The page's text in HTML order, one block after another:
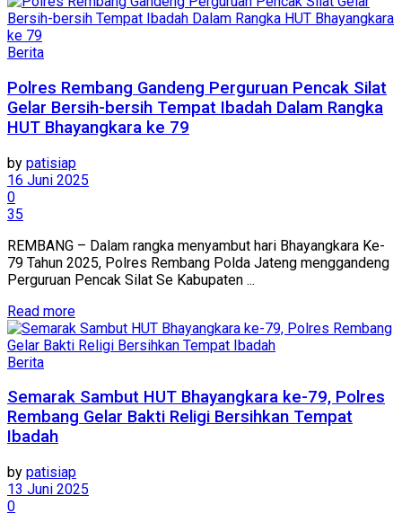
Berita
Polres Rembang Gandeng Perguruan Pencak Silat
Gelar Bersih-bersih Tempat Ibadah Dalam Rangka
HUT Bhayangkara ke 79
by patisiap
16 Juni 2025
0
35
REMBANG – Dalam rangka menyambut hari Bhayangkara Ke-
79 Tahun 2025, Polres Rembang Polda Jateng menggandeng
Perguruan Pencak Silat Se Kabupaten ...
Read moreDetails
Berita
Semarak Sambut HUT Bhayangkara ke-79, Polres
Rembang Gelar Bakti Religi Bersihkan Tempat
Ibadah
by patisiap
13 Juni 2025
0